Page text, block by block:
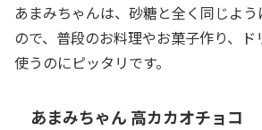
あまみちゃんは、砂糖と全く同じよ
ので、普段のお料理やお菓子作り、
使うのにピッタリです。
あまみちゃん 高カカオチョコ